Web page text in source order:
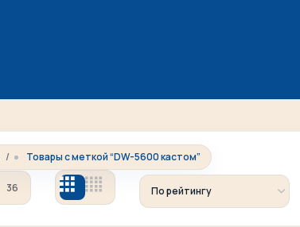
Товары с меткой “DW-5600 кастом”
36